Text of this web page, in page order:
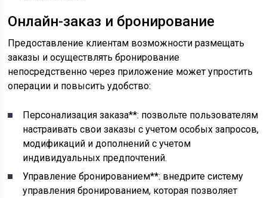
Онлайн-заказ и бронирование
Предоставление клиентам возможности размещать
заказы и осуществлять бронирование
непосредственно через приложение может упростить
операции и повысить удобство:
Персонализация заказа**: позвольте пользователям
настраивать свои заказы с учетом особых запросов,
модификаций и дополнений с учетом
индивидуальных предпочтений.
Управление бронированием**: внедрите систему
управления бронированием, которая позволяет